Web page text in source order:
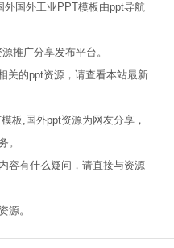
国外工业PPT模板由ppt导航
推广分享发布平台。
关的ppt资源，请查看本站最新
板,国外ppt资源为网友分享，
。
容有什么疑问，请直接与资源
源。